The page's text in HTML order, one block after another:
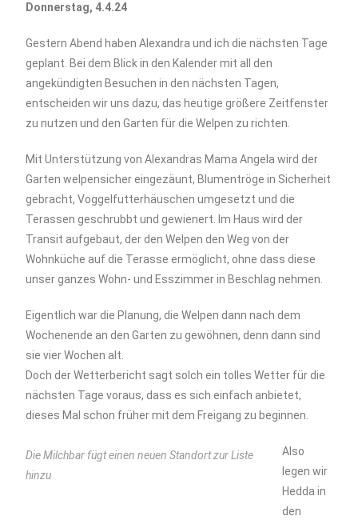
Donnerstag, 4.4.24
Gestern Abend haben Alexandra und ich die nächsten Tage
geplant. Bei dem Blick in den Kalender mit all den
angekündigten Besuchen in den nächsten Tagen,
entscheiden wir uns dazu, das heutige größere Zeitfenster
zu nutzen und den Garten für die Welpen zu richten.
Mit Unterstützung von Alexandras Mama Angela wird der
Garten welpensicher eingezäunt, Blumentröge in Sicherheit
gebracht, Voggelfutterhäuschen umgesetzt und die
Terassen geschrubbt und gewienert. Im Haus wird der
Transit aufgebaut, der den Welpen den Weg von der
Wohnküche auf die Terasse ermöglicht, ohne dass diese
unser ganzes Wohn- und Esszimmer in Beschlag nehmen.
Eigentlich war die Planung, die Welpen dann nach dem
Wochenende an den Garten zu gewöhnen, denn dann sind
sie vier Wochen alt.
Doch der Wetterbericht sagt solch ein tolles Wetter für die
nächsten Tage voraus, dass es sich einfach anbietet,
dieses Mal schon früher mit dem Freigang zu beginnen.
Die Milchbar fügt einen neuen Standort zur Liste
hinzu
Also
legen wir
Hedda in
den